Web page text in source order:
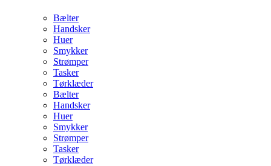
Bælter
Handsker
Huer
Smykker
Strømper
Tasker
Tørklæder
Bælter
Handsker
Huer
Smykker
Strømper
Tasker
Tørklæder